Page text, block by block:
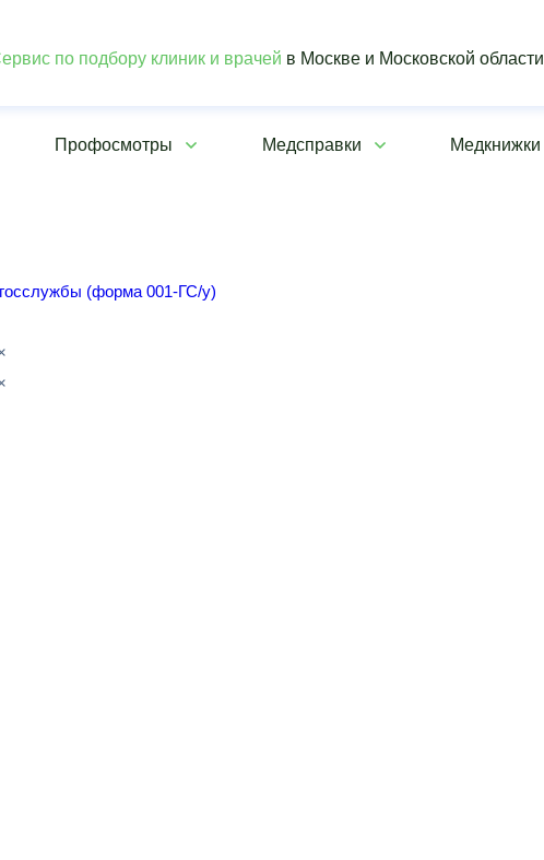
по подбору клиник и врачей в Москве и Московской области
Профосмотры Медсправки Медкнижки
(форма 001-ГС/у)